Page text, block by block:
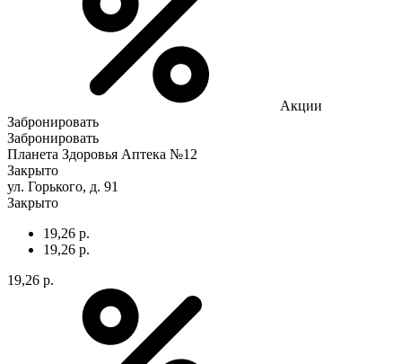
Акции
Забронировать
Забронировать
Планета Здоровья Аптека №12
Закрыто
ул. Горького, д. 91
Закрыто
19,26 р.
19,26 р.
19,26 р.